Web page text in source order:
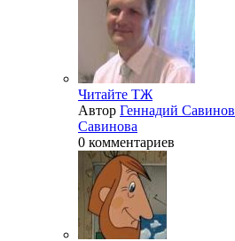
Читайте ТЖ
Автор Геннадий Савинов
Савинова
0 комментариев